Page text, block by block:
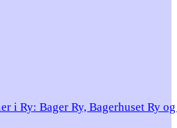
i Ry: Bager Ry, Bagerhuset Ry